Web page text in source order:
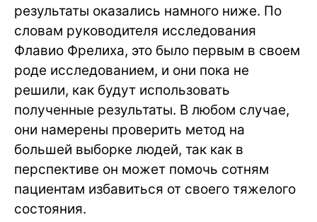
результаты оказались намного ниже. По
словам руководителя исследования
Флавио Фрелиха, это было первым в своем
роде исследованием, и они пока не
решили, как будут использовать
полученные результаты. В любом случае,
они намерены проверить метод на
большей выборке людей, так как в
перспективе он может помочь сотням
пациентам избавиться от своего тяжелого
состояния.